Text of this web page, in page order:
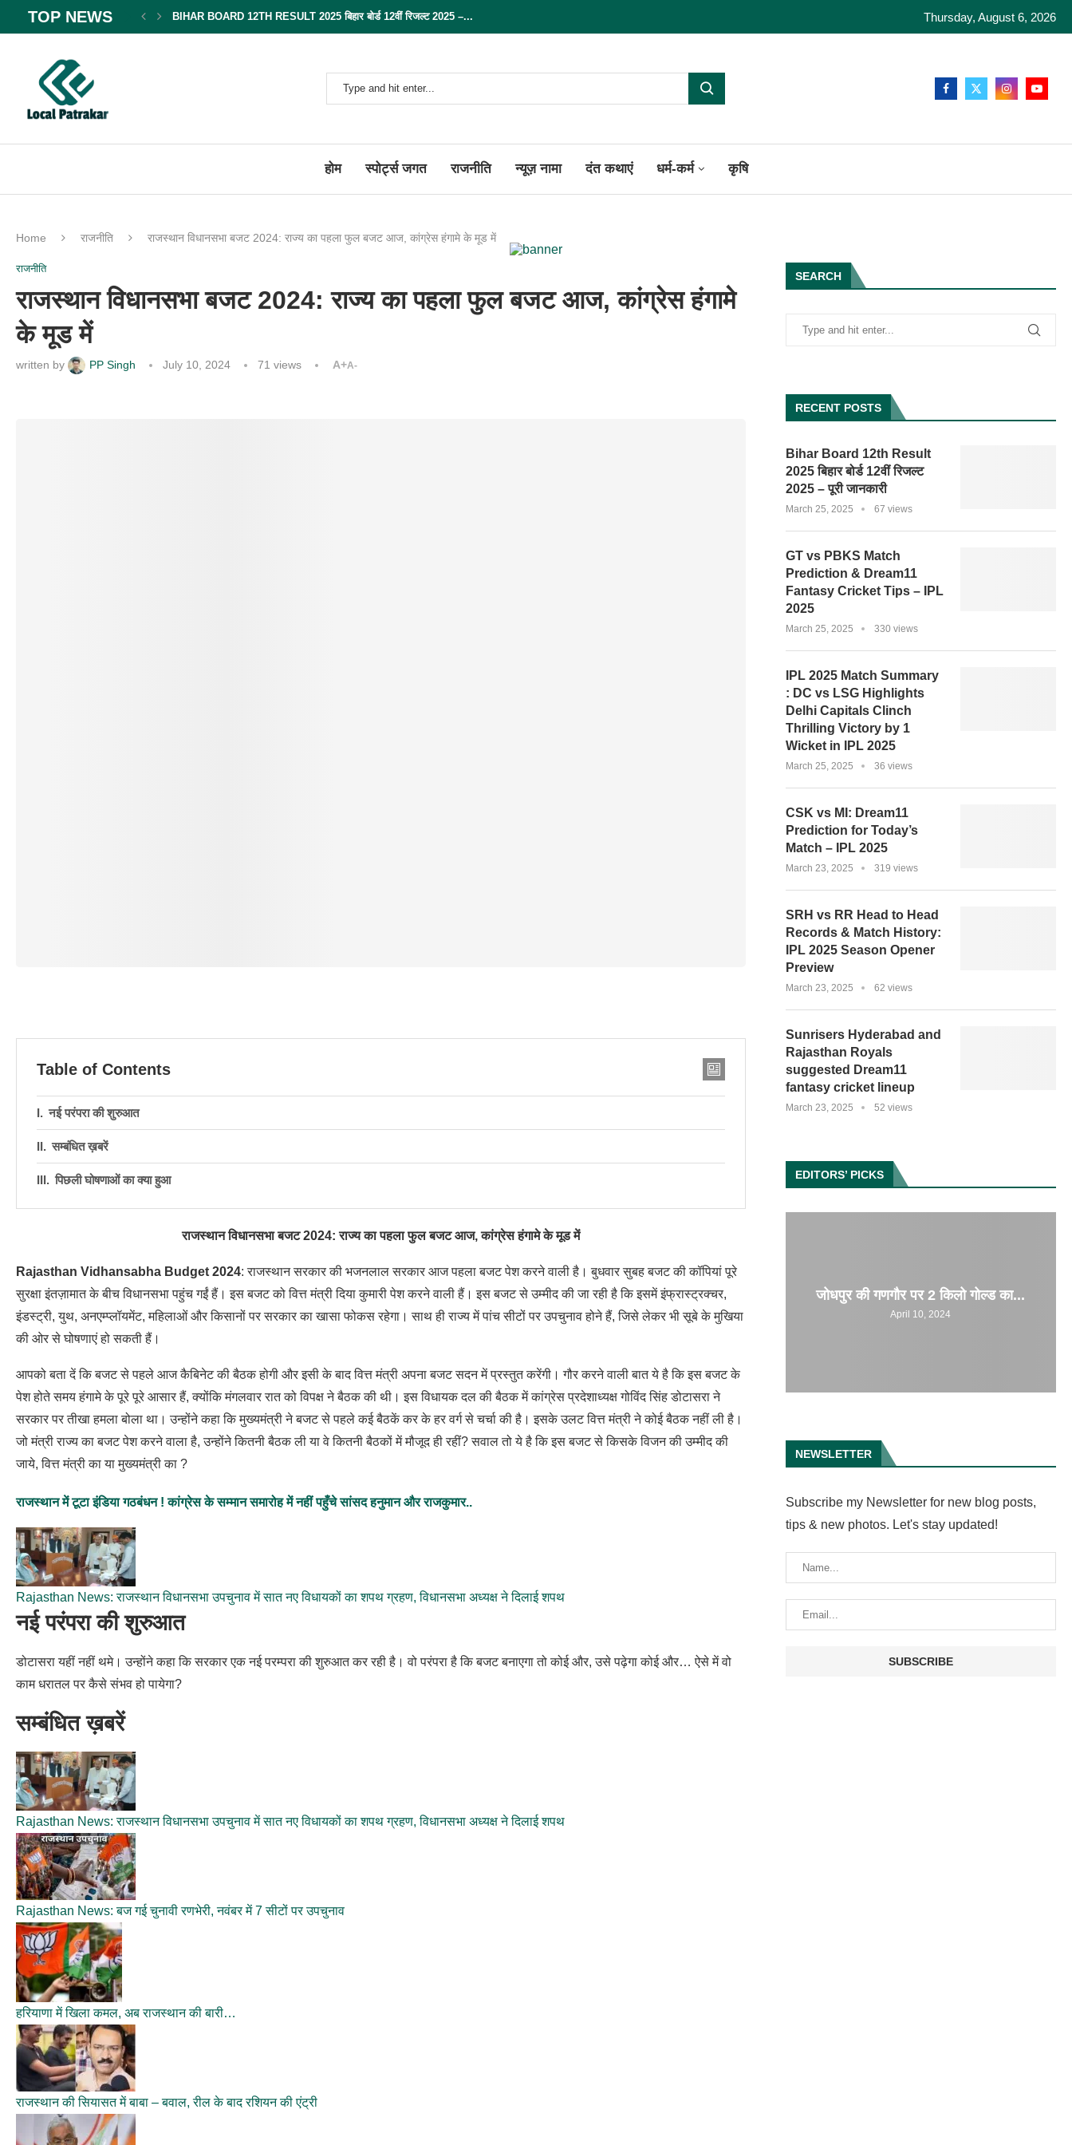
TOP NEWS BIHAR BOARD 12TH RESULT 2025 बिहार बोर्ड 12वीं रिजल्ट 2025 –... Thursday, August 6, 2026
होम स्पोर्ट्स जगत राजनीति न्यूज़ नामा दंत कथाएं धर्म-कर्म कृषि
Home राजनीति राजस्थान विधानसभा बजट 2024: राज्य का पहला फुल बजट आज, कांग्रेस हंगामे के मूड में
राजनीति
राजस्थान विधानसभा बजट 2024: राज्य का पहला फुल बजट आज, कांग्रेस हंगामे
के मूड में
written by PP Singh July 10, 2024 71 views A+A-
Table of Contents
नई परंपरा की शुरुआत
सम्बंधित ख़बरें
पिछली घोषणाओं का क्या हुआ
राजस्थान विधानसभा बजट 2024: राज्य का पहला फुल बजट आज, कांग्रेस हंगामे के मूड में
Rajasthan Vidhansabha Budget 2024: राजस्थान सरकार की भजनलाल सरकार आज पहला बजट पेश करने वाली है। बुधवार सुबह बजट की कॉपियां पूरे
सुरक्षा इंतज़ामात के बीच विधानसभा पहुंच गईं हैं। इस बजट को वित्त मंत्री दिया कुमारी पेश करने वाली हैं। इस बजट से उम्मीद की जा रही है कि इसमें इंफ्रास्ट्रक्चर,
इंडस्ट्री, युथ, अनएम्प्लॉयमेंट, महिलाओं और किसानों पर सरकार का खासा फोकस रहेगा। साथ ही राज्य में पांच सीटों पर उपचुनाव होने हैं, जिसे लेकर भी सूबे के मुखिया
की ओर से घोषणाएं हो सकती हैं।
आपको बता दें कि बजट से पहले आज कैबिनेट की बैठक होगी और इसी के बाद वित्त मंत्री अपना बजट सदन में प्रस्तुत करेंगी। गौर करने वाली बात ये है कि इस बजट के
पेश होते समय हंगामे के पूरे पूरे आसार हैं, क्योंकि मंगलवार रात को विपक्ष ने बैठक की थी। इस विधायक दल की बैठक में कांग्रेस प्रदेशाध्यक्ष गोविंद सिंह डोटासरा ने
सरकार पर तीखा हमला बोला था। उन्होंने कहा कि मुख्यमंत्री ने बजट से पहले कई बैठकें कर के हर वर्ग से चर्चा की है। इसके उलट वित्त मंत्री ने कोई बैठक नहीं ली है।
जो मंत्री राज्य का बजट पेश करने वाला है, उन्होंने कितनी बैठक ली या वे कितनी बैठकों में मौजूद ही रहीं? सवाल तो ये है कि इस बजट से किसके विजन की उम्मीद की
जाये, वित्त मंत्री का या मुख्यमंत्री का ?
राजस्थान में टूटा इंडिया गठबंधन ! कांग्रेस के सम्मान समारोह में नहीं पहुँचे सांसद हनुमान और राजकुमार..
Rajasthan News: राजस्थान विधानसभा उपचुनाव में सात नए विधायकों का शपथ ग्रहण, विधानसभा अध्यक्ष ने दिलाई शपथ
नई परंपरा की शुरुआत
डोटासरा यहीं नहीं थमे। उन्होंने कहा कि सरकार एक नई परम्परा की शुरुआत कर रही है। वो परंपरा है कि बजट बनाएगा तो कोई और, उसे पढ़ेगा कोई और… ऐसे में वो
काम धरातल पर कैसे संभव हो पायेगा?
सम्बंधित ख़बरें
Rajasthan News: राजस्थान विधानसभा उपचुनाव में सात नए विधायकों का शपथ ग्रहण, विधानसभा अध्यक्ष ने दिलाई शपथ
Rajasthan News: बज गई चुनावी रणभेरी, नवंबर में 7 सीटों पर उपचुनाव
हरियाणा में खिला कमल, अब राजस्थान की बारी…
राजस्थान की सियासत में बाबा – बवाल, रील के बाद रशियन की एंट्री
SEARCH
RECENT POSTS
Bihar Board 12th Result
2025 बिहार बोर्ड 12वीं रिजल्ट
2025 – पूरी जानकारी
March 25, 2025 67 views
GT vs PBKS Match
Prediction & Dream11
Fantasy Cricket Tips – IPL
2025
March 25, 2025 330 views
IPL 2025 Match Summary
: DC vs LSG Highlights
Delhi Capitals Clinch
Thrilling Victory by 1
Wicket in IPL 2025
March 25, 2025 36 views
CSK vs MI: Dream11
Prediction for Today’s
Match – IPL 2025
March 23, 2025 319 views
SRH vs RR Head to Head
Records & Match History:
IPL 2025 Season Opener
Preview
March 23, 2025 62 views
Sunrisers Hyderabad and
Rajasthan Royals
suggested Dream11
fantasy cricket lineup
March 23, 2025 52 views
EDITORS’ PICKS
जोधपुर की गणगौर पर 2 किलो गोल्ड का...
April 10, 2024
NEWSLETTER
Subscribe my Newsletter for new blog posts,
tips & new photos. Let's stay updated!